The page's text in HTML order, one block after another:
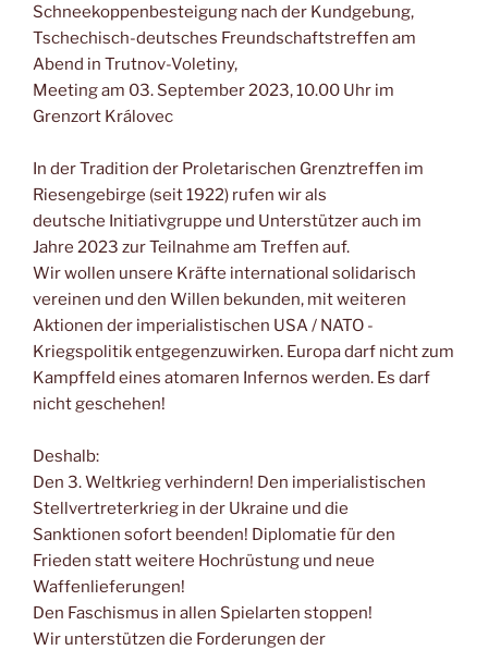
Schneekoppenbesteigung nach der Kundgebung,
Tschechisch-deutsches Freundschaftstreffen am
Abend in Trutnov-Voletiny,
Meeting am 03. September 2023, 10.00 Uhr im
Grenzort Královec
In der Tradition der Proletarischen Grenztreffen im
Riesengebirge (seit 1922) rufen wir als
deutsche Initiativgruppe und Unterstützer auch im
Jahre 2023 zur Teilnahme am Treffen auf.
Wir wollen unsere Kräfte international solidarisch
vereinen und den Willen bekunden, mit weiteren
Aktionen der imperialistischen USA / NATO -
Kriegspolitik entgegenzuwirken. Europa darf nicht zum
Kampffeld eines atomaren Infernos werden. Es darf
nicht geschehen!
Deshalb:
Den 3. Weltkrieg verhindern! Den imperialistischen
Stellvertreterkrieg in der Ukraine und die
Sanktionen sofort beenden! Diplomatie für den
Frieden statt weitere Hochrüstung und neue
Waffenlieferungen!
Den Faschismus in allen Spielarten stoppen!
Wir unterstützen die Forderungen der